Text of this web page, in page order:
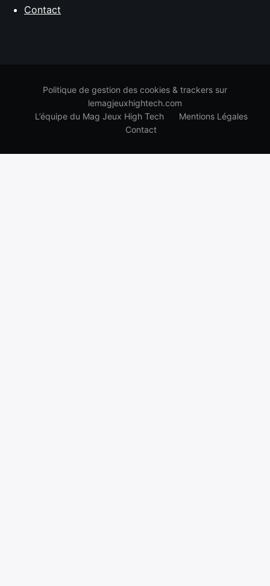
Contact
Politique de gestion des cookies & trackers sur
lemagjeuxhightech.com
L’équipe du Mag Jeux High Tech
Mentions Légales
Contact